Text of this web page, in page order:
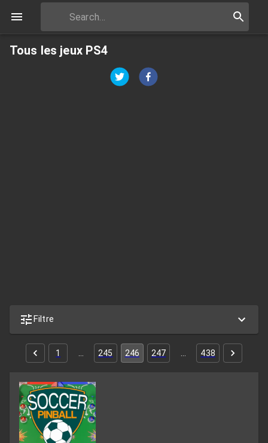
Tous les jeux PS4
Filtre
1 245 246 247 438